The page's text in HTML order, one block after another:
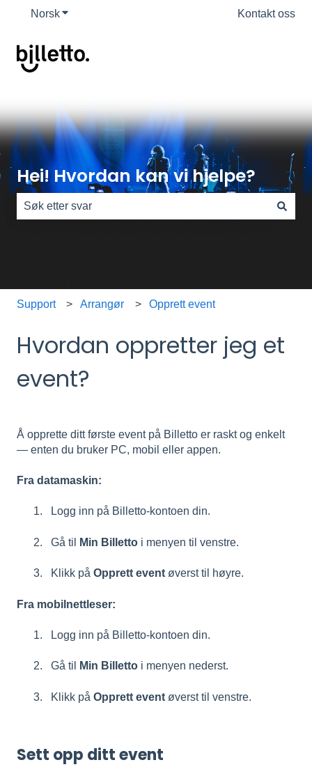
NorskVis undermeny for oversettelser Kontakt oss
Hei! Hvordan kan vi hjelpe?
Support Arrangør Opprett event
Hvordan oppretter jeg et
event?
Å opprette ditt første event på Billetto er raskt og enkelt
— enten du bruker PC, mobil eller appen.
Fra datamaskin:
Logg inn på Billetto-kontoen din.
Gå til Min Billetto i menyen til venstre.
Klikk på Opprett event øverst til høyre.
Fra mobilnettleser:
Logg inn på Billetto-kontoen din.
Gå til Min Billetto i menyen nederst.
Klikk på Opprett event øverst til venstre.
Sett opp ditt event